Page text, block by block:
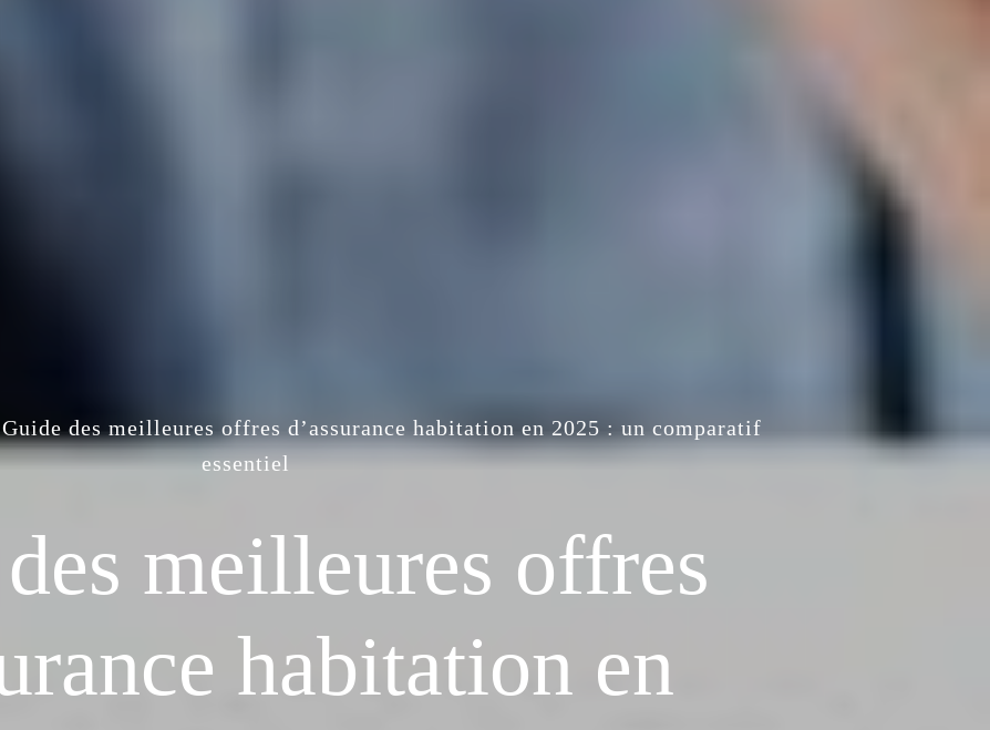
Guide des meilleures offres d’assurance habitation en 2025 : un comparatif
essentiel
meilleures offres
habitation en